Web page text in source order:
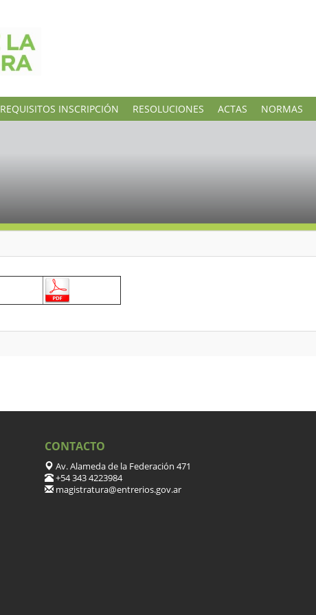
REQUISITOS INSCRIPCIÓN RESOLUCIONES ACTAS NORMAS
CONTACTO
Av. Alameda de la Federación 471
+54 343 4223984
magistratura@entrerios.gov.ar